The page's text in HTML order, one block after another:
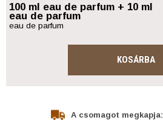
100 ml eau de parfum + 10 ml
eau de parfum
eau de parfum
KOSÁRBA
A csomagot megkapja: